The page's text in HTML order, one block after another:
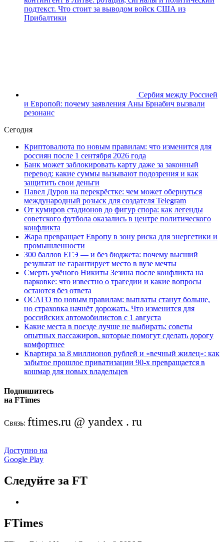
подтекст. Что стоит за выводом войск США из
Прибалтики
Сербия между Россией
и Европой: почему заявления Аны Брнабич вызвали
резонанс
Сегодня
Криптовалюта по новым правилам: что изменится для
россиян после 1 сентября 2026 года
Банк может заблокировать карту даже за законный
перевод: какие суммы вызывают подозрения и как
защитить свои деньги
Павел Дуров на перекрёстке: чем может обернуться
международный розыск для создателя Telegram
От кумиров стадионов до фигур спора: как легенды
советского футбола оказались в центре политического
конфликта
Жара превращает Европу в зону риска для энергетики и
промышленности
300 баллов ЕГЭ — и без бюджета: почему высший
результат не гарантирует место в вузе мечты
Смерть учёного Никиты Зезина после конфликта на
парковке: что известно о трагедии и какие вопросы
остаются без ответа
ОСАГО по новым правилам: выплаты станут больше,
но страховка начнёт дорожать. Что изменится для
российских автомобилистов с 1 августа
Какие места в поезде лучше не выбирать: советы
опытных пассажиров, которые помогут сделать дорогу
комфортнее
Квартира за 8 миллионов рублей и «вечный жилец»: как
забытое прошлое приватизации 90-х превращается в
кошмар для новых владельцев
Подпишитесь
на FTimes
Связь: ftimes.ru @ yandex . ru
Доступно на
Google Play
Следуйте за FT
FTimes